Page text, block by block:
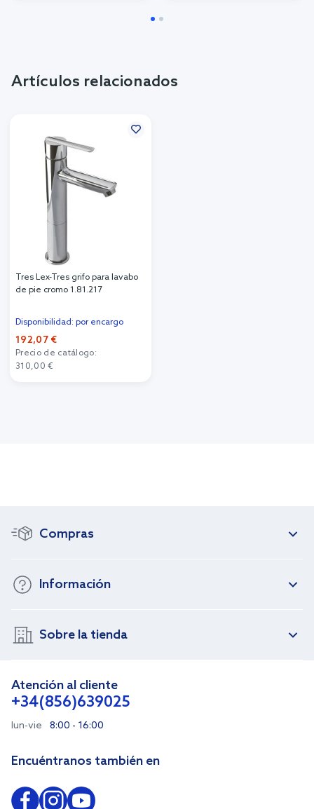
Artículos relacionados
Tres Lex-Tres grifo para lavabo
de pie cromo 1.81.217
Disponibilidad: por encargo
192,07 €
Precio de catálogo:
310,00 €
Compras
Información
Sobre la tienda
Atención al cliente
+34(856)639025
lun-vie 8:00 - 16:00
Encuéntranos también en